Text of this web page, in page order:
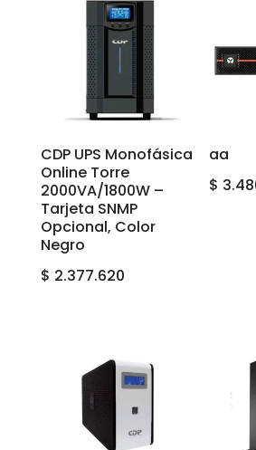
CDP UPS Monofásica
Online Torre
2000VA/1800W –
Tarjeta SNMP
Opcional, Color
Negro
$ 2.377.620
aa
$